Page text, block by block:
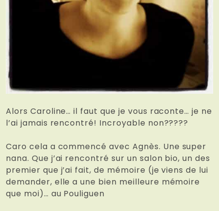
Alors Caroline… il faut que je vous raconte… je ne
l’ai jamais rencontré! Incroyable non?????
Caro cela a commencé avec Agnès. Une super
nana. Que j’ai rencontré sur un salon bio, un des
premier que j’ai fait, de mémoire (je viens de lui
demander, elle a une bien meilleure mémoire
que moi)… au Pouliguen